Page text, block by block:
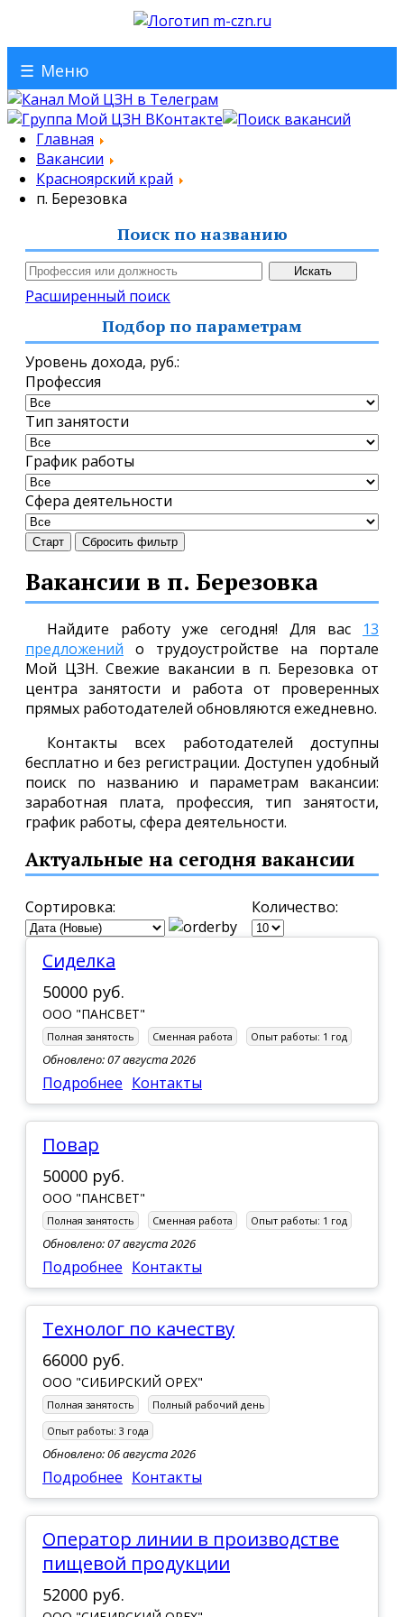
☰ Меню
Главная
Вакансии
Красноярский край
п. Березовка
Поиск по названию
Расширенный поиск
Подбор по параметрам
Уровень дохода, руб.:
Профессия
Тип занятости
График работы
Сфера деятельности
Старт Сбросить фильтр
Вакансии в п. Березовка
Найдите работу уже сегодня! Для вас 13
предложений о трудоустройстве на портале
Мой ЦЗН. Свежие вакансии в п. Березовка от
центра занятости и работа от проверенных
прямых работодателей обновляются ежедневно.
Контакты всех работодателей доступны
бесплатно и без регистрации. Доступен удобный
поиск по названию и параметрам вакансии:
заработная плата, профессия, тип занятости,
график работы, сфера деятельности.
Актуальные на сегодня вакансии
Сортировка: Количество:
Сиделка
50000 руб.
ООО "ПАНСВЕТ"
Полная занятость Сменная работа Опыт работы: 1 год
Обновлено: 07 августа 2026
Подробнее Контакты
Повар
50000 руб.
ООО "ПАНСВЕТ"
Полная занятость Сменная работа Опыт работы: 1 год
Обновлено: 07 августа 2026
Подробнее Контакты
Технолог по качеству
66000 руб.
ООО "СИБИРСКИЙ ОРЕХ"
Полная занятость
Полный рабочий день
Опыт работы: 3 года
Обновлено: 06 августа 2026
Подробнее Контакты
Оператор линии в производстве
пищевой продукции
52000 руб.